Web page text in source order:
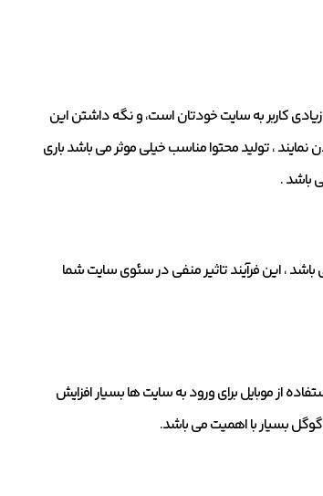
کاربر به سایت خودتان است، و نگه داشتن این
نمایند ، تولید محتوا مناسب خیلی موثر می باشد باری
باشد .
باشد ، این فرآیند تاثیر منفی در سئوی سایت شما
از موبایل برای ورود به سایت ها بسیار افزایش
بسیار با اهمیت می باشد.